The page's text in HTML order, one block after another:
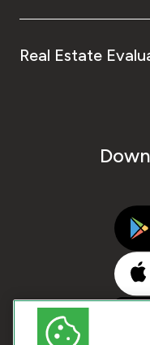
Real Estate